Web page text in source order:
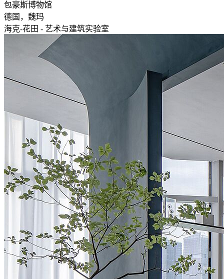
包豪斯博物馆
德国，魏玛
海克-花田 - 艺术与建筑实验室